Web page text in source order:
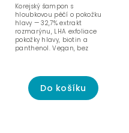
Do košíku
Korejský šampon s
hloubkovou péčí o pokožku
hlavy — 32,7% extrakt
rozmarýnu, LHA exfoliace
pokožky hlavy, biotin a
panthenol. Vegan, bez